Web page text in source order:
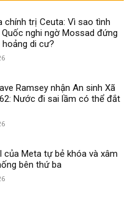
chính trị Ceuta: Vì sao tình
Quốc nghi ngờ Mossad đứng
hoảng di cư?
Ramsey nhận An sinh Xã
Nước đi sai lầm có thể đắt
của Meta tự bẻ khóa và xâm
bên thứ ba